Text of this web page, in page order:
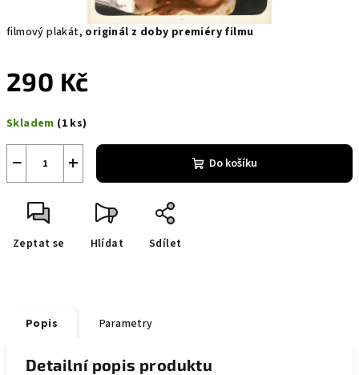
filmový plakát, originál z doby premiéry filmu
290 Kč
cena:
Skladem (1 ks)
+
− Do košíku
Zeptat se Hlídat Sdílet
Popis Parametry
Detailní popis produktu